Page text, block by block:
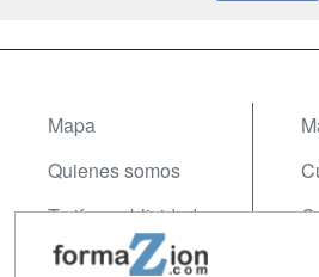
Mapa
Quienes somos
Tarifas publicidad
Acceso Usuarios